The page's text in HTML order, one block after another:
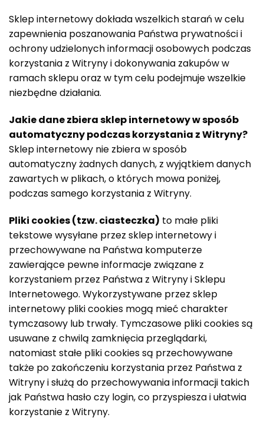
Sklep internetowy dokłada wszelkich starań w celu
zapewnienia poszanowania Państwa prywatności i
ochrony udzielonych informacji osobowych podczas
korzystania z Witryny i dokonywania zakupów w
ramach sklepu oraz w tym celu podejmuje wszelkie
niezbędne działania.
Jakie dane zbiera sklep internetowy w sposób
automatyczny podczas korzystania z Witryny?
Sklep internetowy nie zbiera w sposób
automatyczny żadnych danych, z wyjątkiem danych
zawartych w plikach, o których mowa poniżej,
podczas samego korzystania z Witryny.
Pliki cookies (tzw. ciasteczka) to małe pliki
tekstowe wysyłane przez sklep internetowy i
przechowywane na Państwa komputerze
zawierające pewne informacje związane z
korzystaniem przez Państwa z Witryny i Sklepu
Internetowego. Wykorzystywane przez sklep
internetowy pliki cookies mogą mieć charakter
tymczasowy lub trwały. Tymczasowe pliki cookies są
usuwane z chwilą zamknięcia przeglądarki,
natomiast stałe pliki cookies są przechowywane
także po zakończeniu korzystania przez Państwa z
Witryny i służą do przechowywania informacji takich
jak Państwa hasło czy login, co przyspiesza i ułatwia
korzystanie z Witryny.